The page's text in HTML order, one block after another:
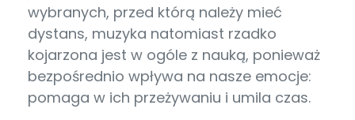
wybranych, przed którą należy mieć
dystans, muzyka natomiast rzadko
kojarzona jest w ogóle z nauką, ponieważ
bezpośrednio wpływa na nasze emocje:
pomaga w ich przeżywaniu i umila czas.